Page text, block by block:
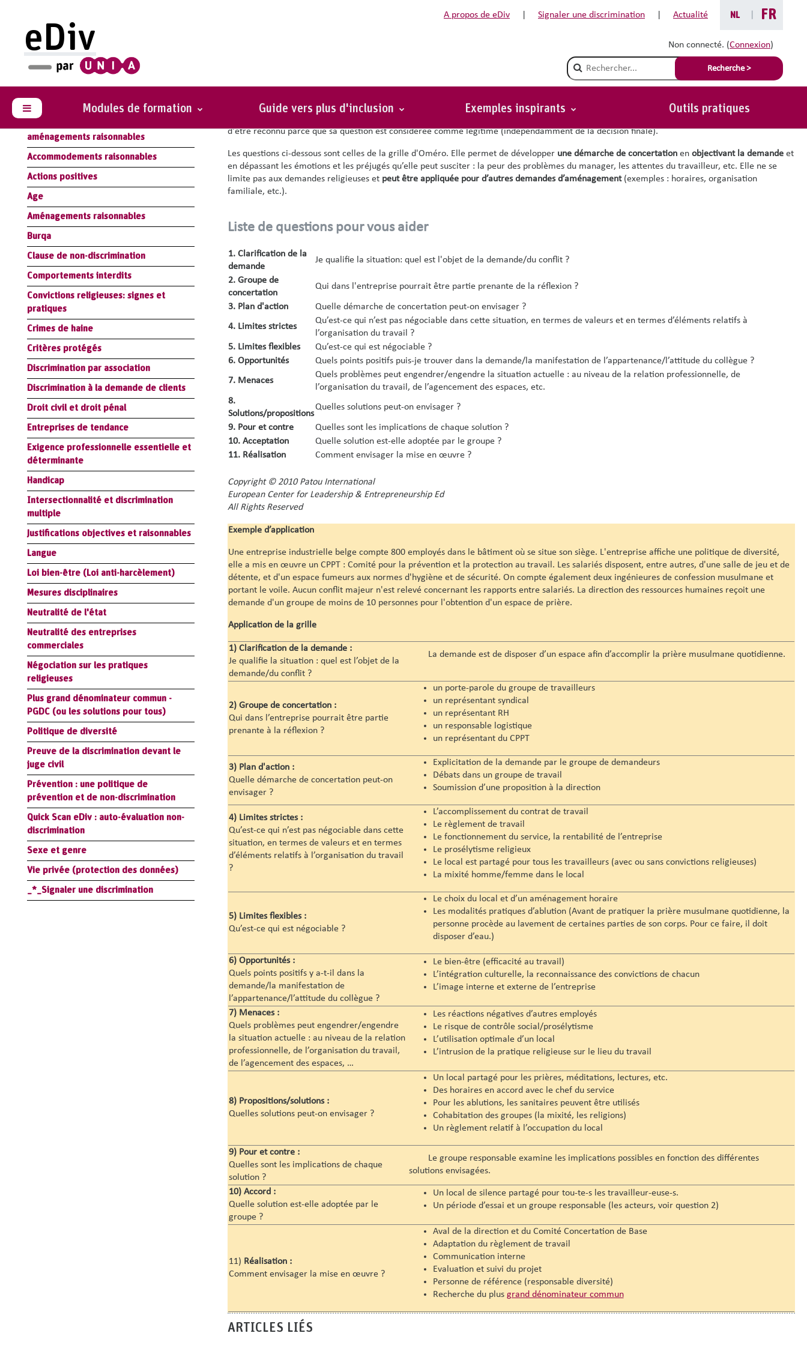
A propos de eDiv
Signaler une discrimination Actualité NL FR
Non connecté. (Connexion)
Champ de recherche
Recherche >
eDiv
Panneau latéral Modules de formation Guide vers plus d'inclusion Exemples inspirants Outils pratiques
Glossaire
antidiscrimination
aménagements raisonnables
Accommodements raisonnables
Actions positives
Age
Aménagements raisonnables
Burqa
Clause de non-discrimination
Comportements interdits
Convictions religieuses: signes et
pratiques
Crimes de haine
Critères protégés
Discrimination par association
Discrimination à la demande de clients
Droit civil et droit pénal
Entreprises de tendance
Exigence professionnelle essentielle et
déterminante
Handicap
Intersectionnalité et discrimination
multiple
Justifications objectives et raisonnables
Langue
Loi bien-être (Loi anti-harcèlement)
Mesures disciplinaires
Neutralité de l'état
Neutralité des entreprises
commerciales
Négociation sur les pratiques
religieuses
Plus grand dénominateur commun -
PGDC (ou les solutions pour tous)
Politique de diversité
Preuve de la discrimination devant le
juge civil
Prévention : une politique de
prévention et de non-discrimination
Quick Scan eDiv : auto-évaluation non-
discrimination
Sexe et genre
Vie privée (protection des données)
_*_Signaler une discrimination
Négociation sur les pratiques religieuses
en prenant au sérieux une question de diversité et en l'examinant, vous créezune situation win-win
en tant qu'employeur ou manager. En
d'être reconnu parce que sa question est considérée comme légitime (indépendamment de la décision finale).
Les questions ci-dessous sont celles de la grille d'Oméro. Elle permet de développer une démarche de concertationen objectivant la demandeet
en dépassant les émotions et les préjugés qu’elle peut susciter : la peur des problèmes du manager, les attentes du travailleur, etc. Elle ne se
limite pas aux demandes religieuses et peut être appliquée pour d’autres demandes d’aménagement(exemples : horaires, organisation
familiale, etc.).
Liste de questions pour vous aider
1. Clarification de la
demande
Je qualifie la situation: quel est l'objet de la demande/du conflit ?
2. Groupe de
concertation
Qui dans l'entreprise pourrait être partie prenante de la réflexion ?
3. Plan d'action Quelle démarche de concertation peut-on envisager ?
4. Limites strictes
Qu’est-ce qui n’est pas négociable dans cette situation, en termes de valeurs et en termes d’éléments relatifs à
l’organisation du travail ?
5. Limites flexibles
Qu’est-ce qui est négociable ?
6. Opportunités
Quels points positifs puis-je trouver dans la demande/la manifestation de l’appartenance/l’attitude du collègue ?
7. Menaces
Quels problèmes peut engendrer/engendre la situation actuelle : au niveau de la relation professionnelle, de
l’organisation du travail, de l’agencement des espaces, etc.
8.
Solutions/propositions
Quelles solutions peut-on envisager ?
9. Pour et contre
Quelles sont les implications de chaque solution ?
10. Acceptation
Quelle solution est-elle adoptée par le groupe ?
11. Réalisation
Comment envisager la mise en œuvre ?
Copyright © 2010 Patou International
European Center for Leadership & Entrepreneurship Ed
All Rights Reserved
Exemple d’application
Une entreprise industrielle belge compte 800 employés dans le bâtiment où se situe son siège. L'entreprise affiche une politique de diversité,
elle a mis en œuvre un CPPT : Comité pour la prévention et la protection au travail. Les salariés disposent, entre autres, d'une salle de jeu et de
détente, et d'un espace fumeurs aux normes d'hygiène et de sécurité. On compte également deux ingénieures de confession musulmane et
portant le voile. Aucun conflit majeur n'est relevé concernant les rapports entre salariés. La direction des ressources humaines reçoit une
demande d'un groupe de moins de 10 personnes pour l'obtention d'un espace de prière.
Application de la grille
1) Clarification de la demande :
Je qualifie la situation : quel est l’objet de la
demande/du conflit ?
La demande est de disposer d’un espace afin d’accomplir la prière musulmane quotidienne.
2) Groupe de concertation :
Qui dans l’entreprise pourrait être partie
prenante à la réflexion ?
un porte-parole du groupe de travailleurs
un représentant syndical
un représentant RH
un responsable logistique
un représentant du CPPT
3) Plan d'action :
Quelle démarche de concertation peut-on
envisager ?
Explicitation de la demande par le groupe de demandeurs
Débats dans un groupe de travail
Soumission d’une proposition à la direction
4) Limites strictes :
Qu’est-ce qui n’est pas négociable dans cette
situation, en termes de valeurs et en termes
d’éléments relatifs à l’organisation du travail
?
L’accomplissement du contrat de travail
Le règlement de travail
Le fonctionnement du service, la rentabilité de l’entreprise
Le prosélytisme religieux
Le local est partagé pour tous les travailleurs (avec ou sans convictions religieuses)
La mixité homme/femme dans le local
5) Limites flexibles :
Qu’est-ce qui est négociable ?
Le choix du local et d’un aménagement horaire
Les modalités pratiques d’ablution (Avant de pratiquer la prière musulmane quotidienne, la
personne procède au lavement de certaines parties de son corps. Pour ce faire, il doit
disposer d’eau.)
6) Opportunités :
Quels points positifs y a-t-il dans la
demande/la manifestation de
l’appartenance/l’attitude du collègue ?
Le bien-être (efficacité au travail)
L’intégration culturelle, la reconnaissance des convictions de chacun
L’image interne et externe de l’entreprise
7) Menaces :
Quels problèmes peut engendrer/engendre
la situation actuelle : au niveau de la relation
professionnelle, de l’organisation du travail,
de l’agencement des espaces, …
Les réactions négatives d’autres employés
Le risque de contrôle social/prosélytisme
L’utilisation optimale d’un local
L’intrusion de la pratique religieuse sur le lieu du travail
8) Propositions/solutions :
Quelles solutions peut-on envisager ?
Un local partagé pour les prières, méditations, lectures, etc.
Des horaires en accord avec le chef du service
Pour les ablutions, les sanitaires peuvent être utilisés
Cohabitation des groupes (la mixité, les religions)
Un règlement relatif à l’occupation du local
9) Pour et contre :
Quelles sont les implications de chaque
solution ?
Le groupe responsable examine les implications possibles en fonction des différentes
solutions envisagées.
10) Accord :
Quelle solution est-elle adoptée par le
groupe ?
Un local de silence partagé pour tou-te-s les travailleur-euse-s.
Un période d’essai et un groupe responsable (les acteurs, voir question 2)
11) Réalisation :
Comment envisager la mise en œuvre ?
Aval de la direction et du Comité Concertation de Base
Adaptation du règlement de travail
Communication interne
Evaluation et suivi du projet
Personne de référence (responsable diversité)
Recherche du plus grand dénominateur commun
ARTICLES LIÉS